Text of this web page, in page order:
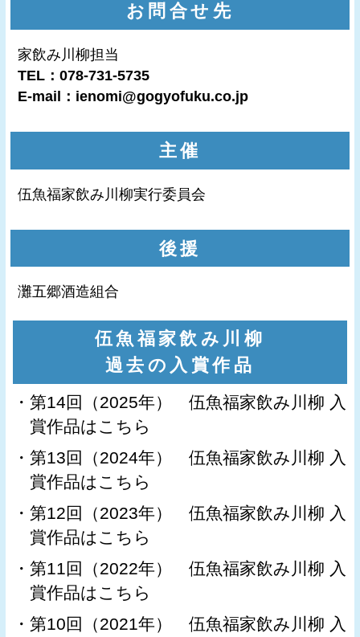
お問合せ先
家飲み川柳担当
TEL：078-731-5735
E-mail： ienomi@gogyofuku.co.jp
主催
伍魚福家飲み川柳実行委員会
後援
灘五郷酒造組合
伍魚福家飲み川柳
過去の入賞作品
・ 第14回（2025年） 伍魚福家飲み川柳 入
賞作品はこちら
・ 第13回（2024年） 伍魚福家飲み川柳 入
賞作品はこちら
・ 第12回（2023年） 伍魚福家飲み川柳 入
賞作品はこちら
・ 第11回（2022年） 伍魚福家飲み川柳 入
賞作品はこちら
・ 第10回（2021年） 伍魚福家飲み川柳 入